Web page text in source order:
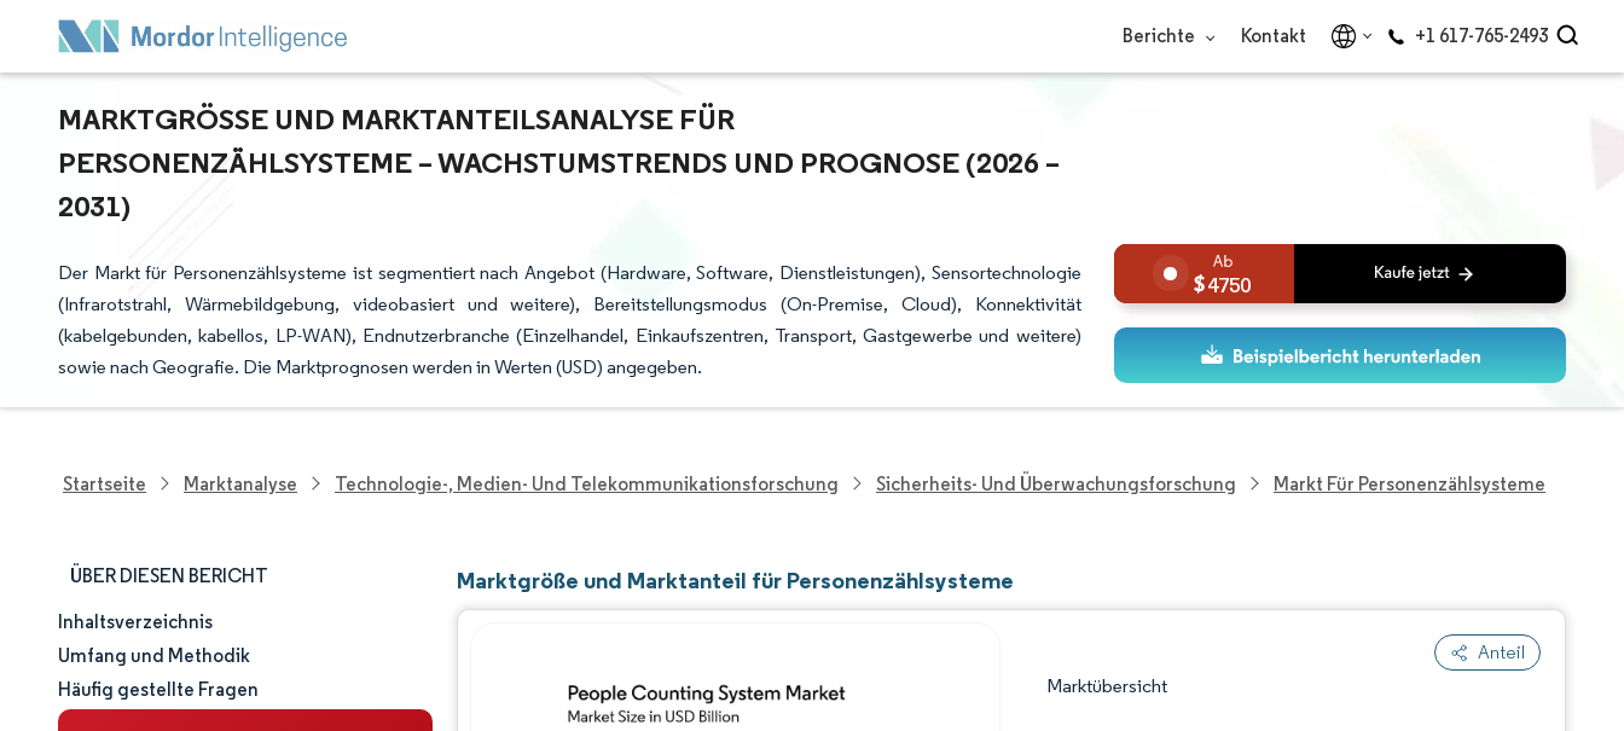
Berichte Kontakt +1 617-765-2493
MARKTGRÖSSE UND MARKTANTEILSANALYSE FÜR P
ERSONENZÄHLSYSTEME – WACHSTUMSTRENDS UND PROGNOSE (2026 – 2
031)
Der Markt für Personenzählsysteme ist segmentiert nach Angebot (Hardware, Software, Dienstleistungen), Sensortechnologie
(Infrarotstrahl, Wärmebildgebung, videobasiert und weitere), Bereitstellungsmodus (On-Premise, Cloud), Konnektivität
(kabelgebunden, kabellos, LP-WAN), Endnutzerbranche (Einzelhandel, Einkaufszentren, Transport, Gastgewerbe und weitere)
sowie nach Geografie. Die Marktprognosen werden in Werten (USD) angegeben.
4750
Startseite Marktanalyse Technologie-, Medien- Und Telekommunikationsforschung Sicherheits- Und Überwachungsforschung Markt Für Personenzählsysteme
ÜBER DIESEN BERICHT
Marktgröße und -anteil
Marktanalyse
Inhaltsverzeichnis
Umfang und Methodik
Häufig gestellte Fragen
Marktgröße und Marktanteil für Personenzählsysteme
Anteil
Marktübersicht